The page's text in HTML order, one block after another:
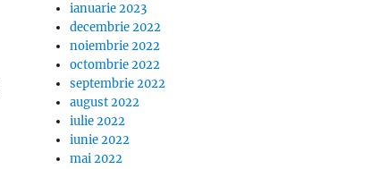
ianuarie 2023
decembrie 2022
noiembrie 2022
octombrie 2022
septembrie 2022
august 2022
iulie 2022
iunie 2022
mai 2022